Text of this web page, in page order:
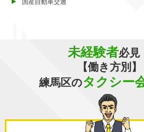
国産自動車交通
未経験者必見
【働き方別】
練馬区のタクシー